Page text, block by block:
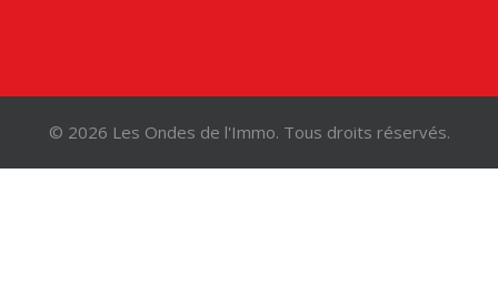
© 2026 Les Ondes de l'Immo. Tous droits réservés.